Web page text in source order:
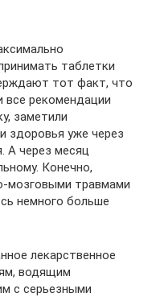
таблетки
тот факт, что
все рекомендации
заметили
здоровья уже через
А через месяц
Конечно,
мозговыми травмами
немного больше
лекарственное
водящим
с серьезными